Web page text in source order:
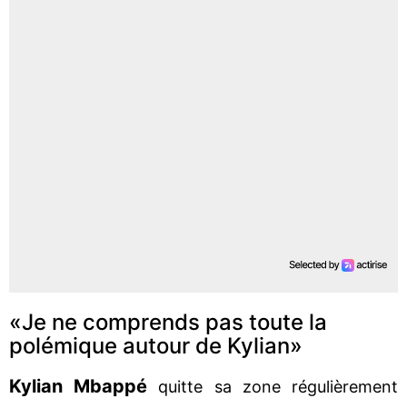
«Je ne comprends pas toute la
polémique autour de Kylian»
Kylian Mbappé quitte sa zone régulièrement